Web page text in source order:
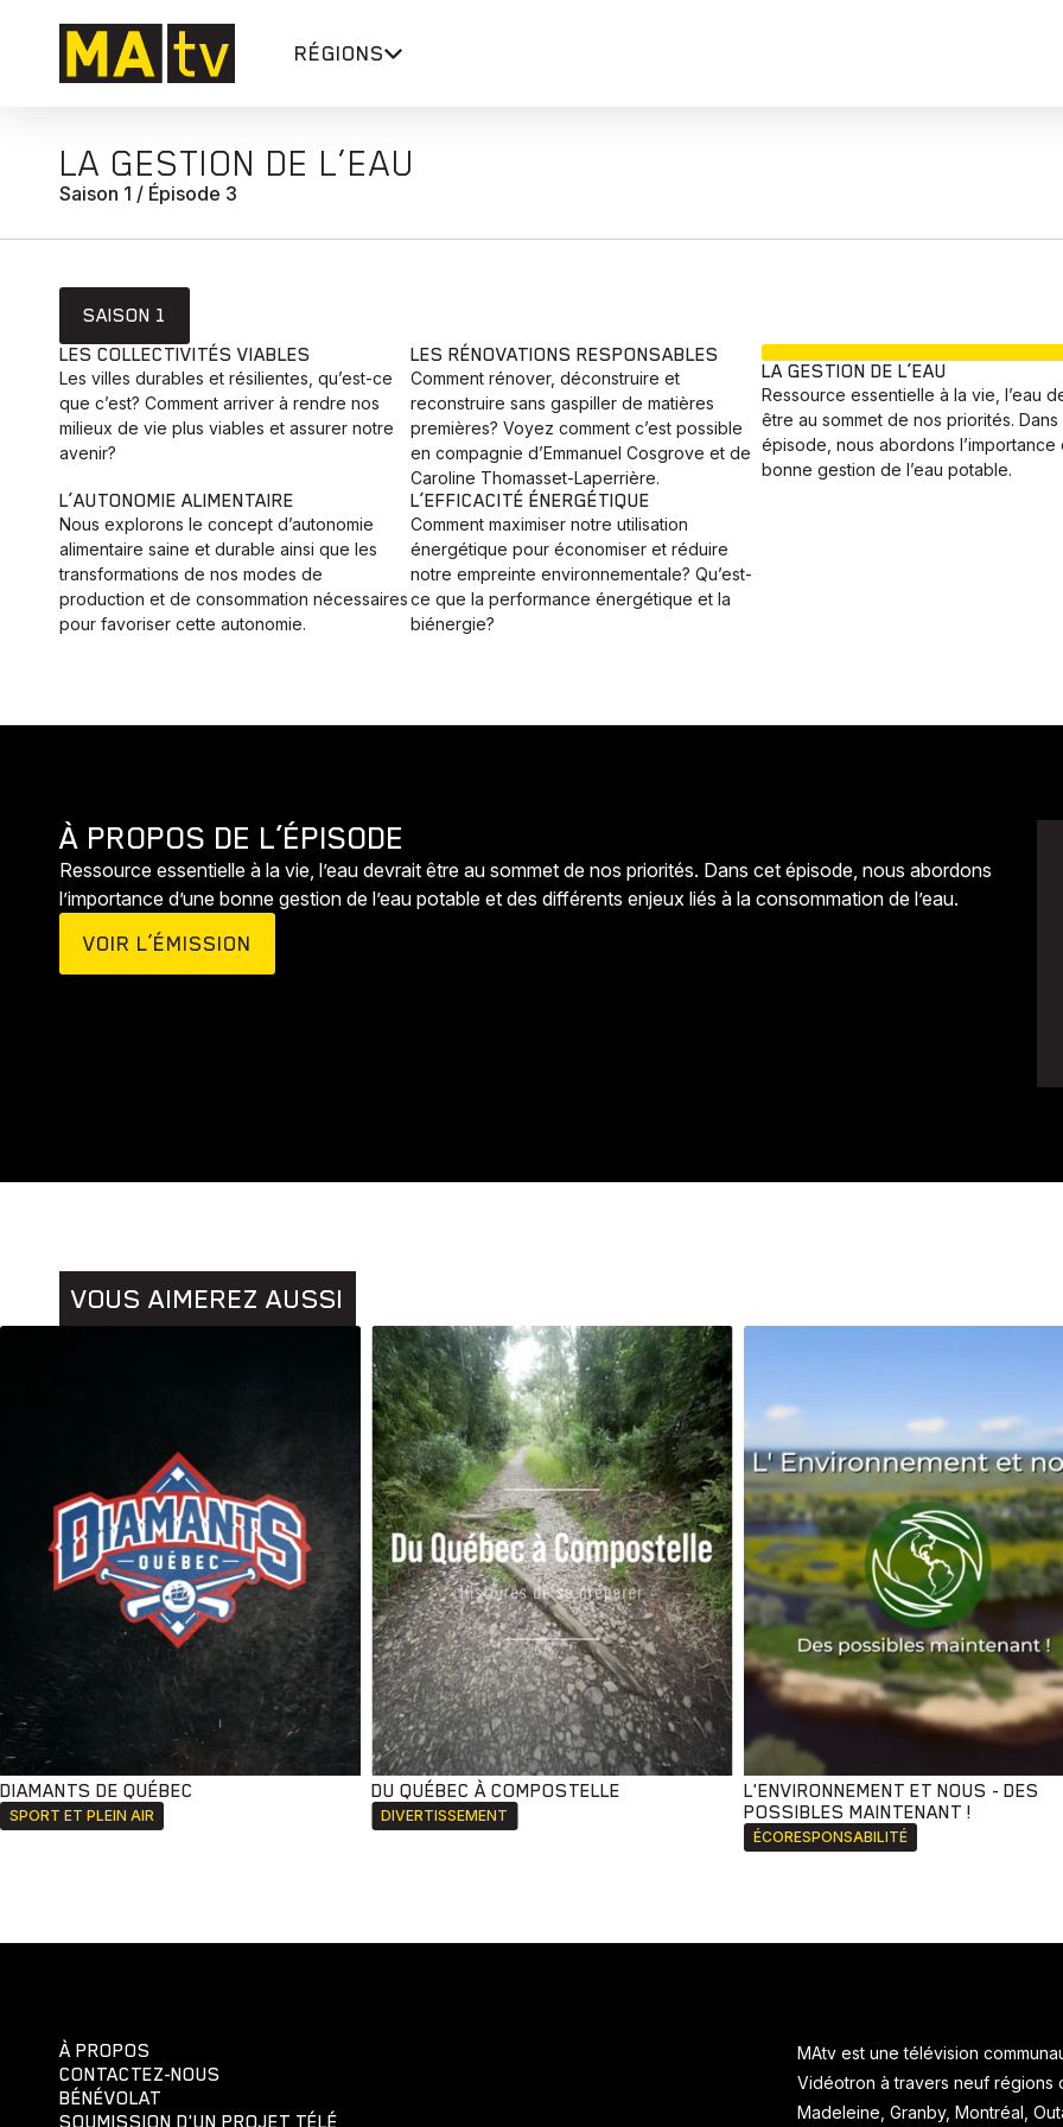
RÉGIONS
LA GESTION DE L’EAU
Saison 1 / Épisode 3
SAISON 1
LES COLLECTIVITÉS VIABLES
Les villes durables et résilientes, qu’est-ce
que c’est? Comment arriver à rendre nos
milieux de vie plus viables et assurer notre
avenir?
LES RÉNOVATIONS RESPONSABLES
Comment rénover, déconstruire et
reconstruire sans gaspiller de matières
premières? Voyez comment c’est possible
en compagnie d’Emmanuel Cosgrove et de
Caroline Thomasset-Laperrière.
LA GESTION DE L’EAU
Ressource essentielle à la vie, l’eau
être au sommet de nos priorités.
épisode, nous abordons l’importance
bonne gestion de l’eau potable.
L’AUTONOMIE ALIMENTAIRE
Nous explorons le concept d’autonomie
alimentaire saine et durable ainsi que les
transformations de nos modes de
production et de consommation nécessaires
pour favoriser cette autonomie.
L’EFFICACITÉ ÉNERGÉTIQUE
Comment maximiser notre utilisation
énergétique pour économiser et réduire
notre empreinte environnementale? Qu’est-
ce que la performance énergétique et la
biénergie?
À PROPOS DE L’ÉPISODE
Ressource essentielle à la vie, l’eau devrait être au sommet de nos priorités. Dans cet épisode, nous abordons
l’importance d’une bonne gestion de l’eau potable et des différents enjeux liés à la consommation de l’eau.
VOIR L’ÉMISSION
VOUS AIMEREZ AUSSI
DIAMANTS DE QUÉBEC
SPORT ET PLEIN AIR
DU QUÉBEC À COMPOSTELLE
DIVERTISSEMENT
L'ENVIRONNEMENT ET NOUS - DES
POSSIBLES MAINTENANT !
ÉCORESPONSABILITÉ
À PROPOS
CONTACTEZ-NOUS
BÉNÉVOLAT
SOUMISSION D'UN PROJET TÉLÉ
MAtv est une télévision
Vidéotron à travers neuf régions
Madeleine, Granby, Montréal,